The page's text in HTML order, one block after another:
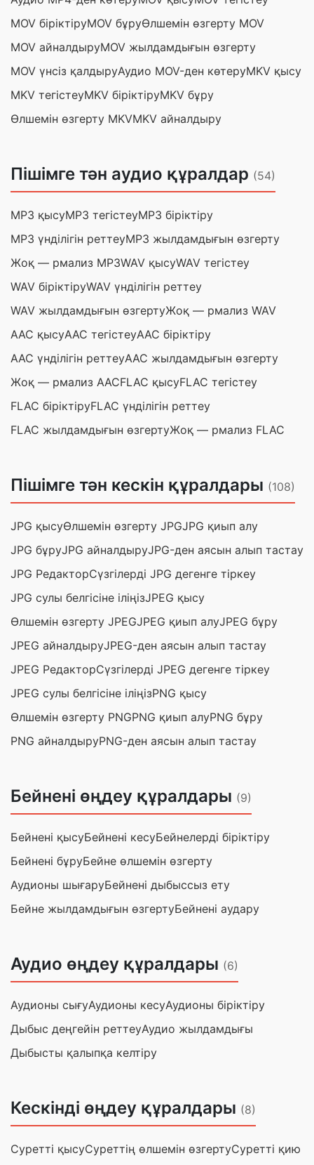
MOV біріктіруMOV бұруӨлшемін өзгерту MOV
MOV айналдыруMOV жылдамдығын өзгерту
MOV үнсіз қалдыруАудио MOV-ден көтеруMKV қысу
MKV тегістеуMKV біріктіруMKV бұру
Өлшемін өзгерту MKVMKV айналдыру
Пішімге тән аудио құралдар (54)
MP3 қысуMP3 тегістеуMP3 біріктіру
MP3 үнділігін реттеуMP3 жылдамдығын өзгерту
Жоқ — рмализ MP3WAV қысуWAV тегістеу
WAV біріктіруWAV үнділігін реттеу
WAV жылдамдығын өзгертуЖоқ — рмализ WAV
AAC қысуAAC тегістеуAAC біріктіру
AAC үнділігін реттеуAAC жылдамдығын өзгерту
Жоқ — рмализ AACFLAC қысуFLAC тегістеу
FLAC біріктіруFLAC үнділігін реттеу
FLAC жылдамдығын өзгертуЖоқ — рмализ FLAC
Пішімге тән кескін құралдары (108)
JPG қысуӨлшемін өзгерту JPGJPG қиып алу
JPG бұруJPG айналдыруJPG-ден аясын алып тастау
JPG РедакторСүзгілерді JPG дегенге тіркеу
JPG сулы белгісіне іліңізJPEG қысу
Өлшемін өзгерту JPEGJPEG қиып алуJPEG бұру
JPEG айналдыруJPEG-ден аясын алып тастау
JPEG РедакторСүзгілерді JPEG дегенге тіркеу
JPEG сулы белгісіне іліңізPNG қысу
Өлшемін өзгерту PNGPNG қиып алуPNG бұру
PNG айналдыруPNG-ден аясын алып тастау
Бейнені өңдеу құралдары (9)
Бейнені қысуБейнені кесуБейнелерді біріктіру
Бейнені бұруБейне өлшемін өзгерту
Аудионы шығаруБейнені дыбыссыз ету
Бейне жылдамдығын өзгертуБейнені аудару
Аудио өңдеу құралдары (6)
Аудионы сығуАудионы кесуАудионы біріктіру
Дыбыс деңгейін реттеуАудио жылдамдығы
Дыбысты қалыпқа келтіру
Кескінді өңдеу құралдары (8)
Суретті қысуСуреттің өлшемін өзгертуСуретті қию